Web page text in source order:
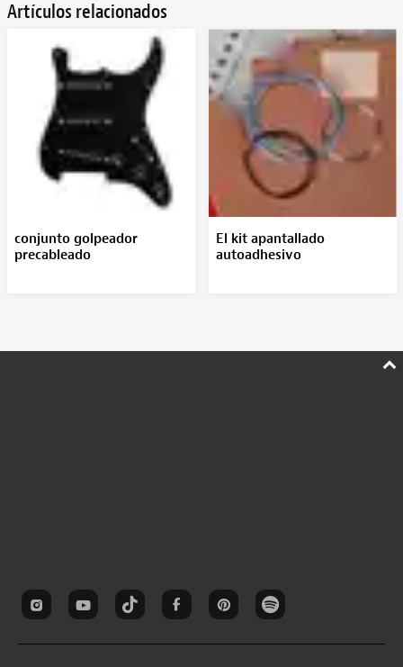
Artículos relacionados
conjunto golpeador
precableado
El kit apantallado
autoadhesivo